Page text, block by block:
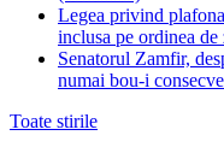
Legea privind
inclusa pe ordinea
Senatorul Zamfir,
numai bou-i
Toate stirile